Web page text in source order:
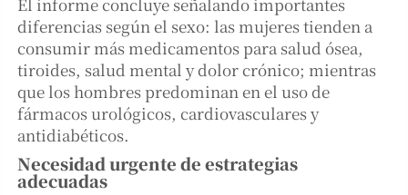
diferencias según el sexo: las mujeres tienden a
consumir más medicamentos para salud ósea,
tiroides, salud mental y dolor crónico; mientras
que los hombres predominan en el uso de
fármacos urológicos, cardiovasculares y
antidiabéticos.
Necesidad urgente de estrategias
adecuadas